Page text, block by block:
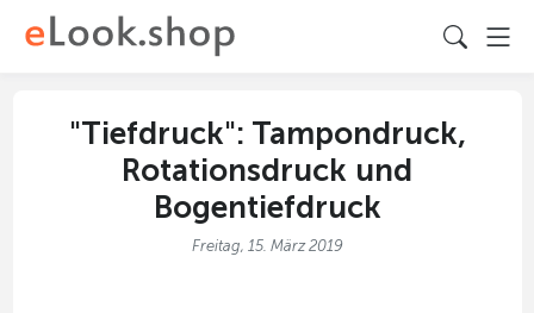
"Tiefdruck": Tampondruck,
Rotationsdruck und
Bogentiefdruck
Freitag, 15. März 2019